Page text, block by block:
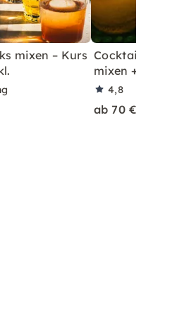
mixen – Kurs Cocktailkurs:
mixen +
4,8
ab 70 €